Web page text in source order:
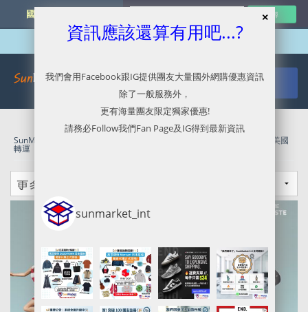
國外網購最新資訊
SunMarket 代購．代運．代寄 美國
轉運
資訊應該還算有用吧...?
我們會用Facebook跟IG提供團友大量國外網購優惠資訊
除了一般服務外，
更有海量團友限定獨家優惠!
請務必Follow我們Fan Page及IG得到最新資訊
sunmarket_int